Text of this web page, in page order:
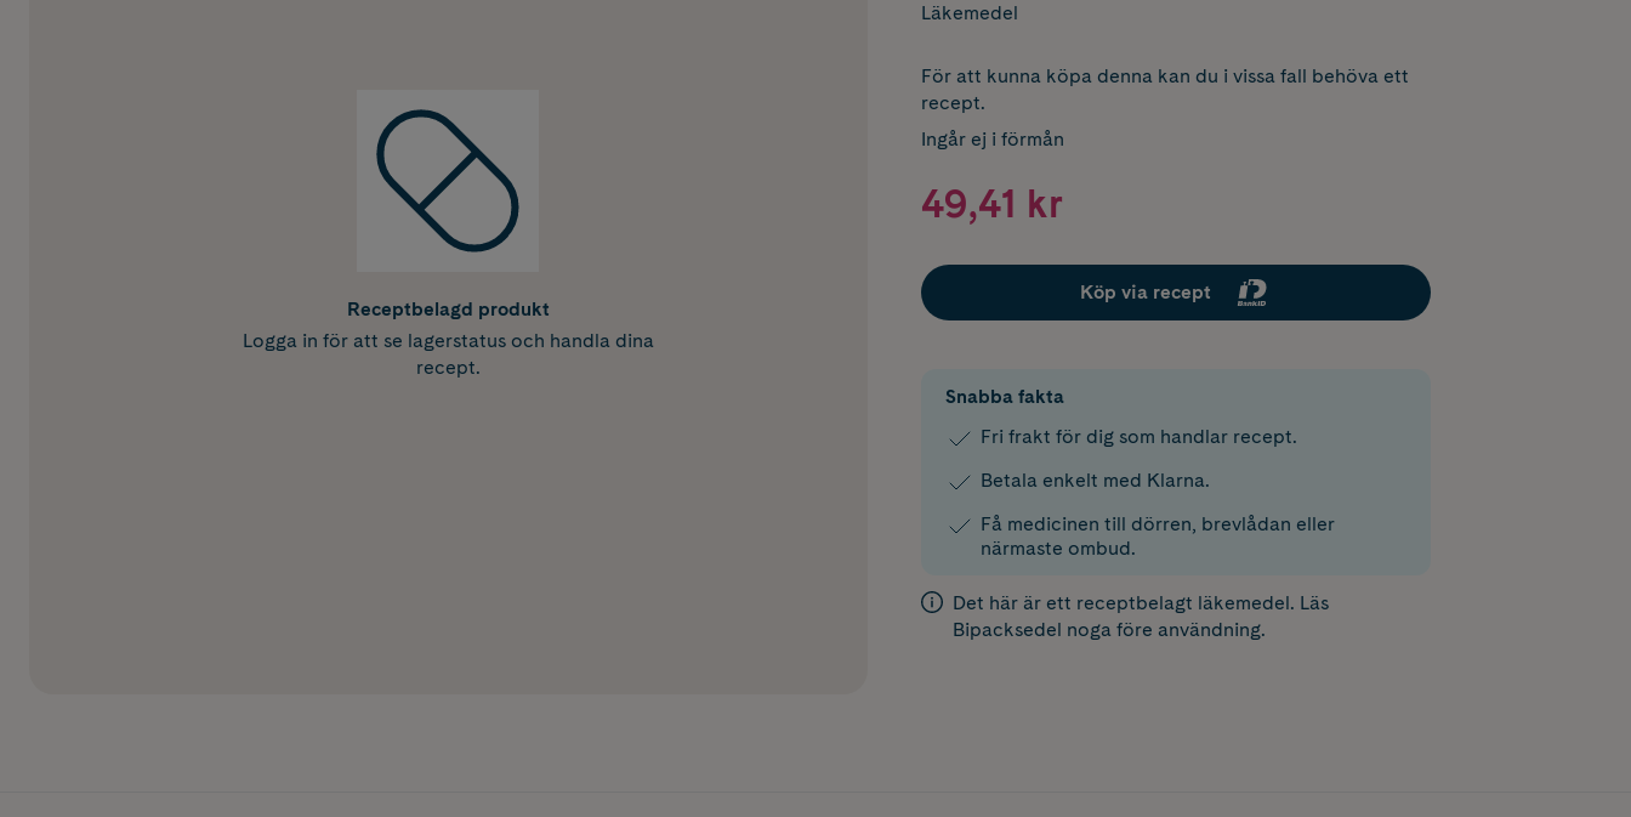
Receptbelagd produkt
Logga in för att se lagerstatus och handla dina
recept.
Läkemedel
För att kunna köpa denna kan du i vissa fall behöva ett
recept.
Ingår ej i förmån
49,41 kr
Köp via recept
Snabba fakta
Fri frakt för dig som handlar recept.
Betala enkelt med Klarna.
Få medicinen till dörren, brevlådan eller
närmaste ombud.
Det här är ett receptbelagt läkemedel. Läs
Bipacksedel noga före användning.